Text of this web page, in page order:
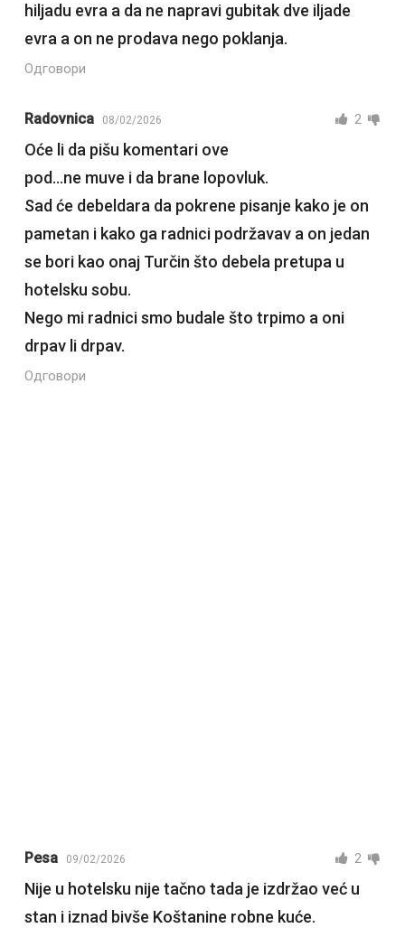
hiljadu evra a da ne napravi gubitak dve iljade
evra a on ne prodava nego poklanja.
Одговори
Radovnica 08/02/2026 2
Oće li da pišu komentari ove
pod…ne muve i da brane lopovluk.
Sad će debeldara da pokrene pisanje kako je on
pametan i kako ga radnici podržavav a on jedan
se bori kao onaj Turčin što debela pretupa u
hotelsku sobu.
Nego mi radnici smo budale što trpimo a oni
drpav li drpav.
Одговори
Pesa 09/02/2026 2
Nije u hotelsku nije tačno tada je izdržao već u
stan i iznad bivše Koštanine robne kuće.